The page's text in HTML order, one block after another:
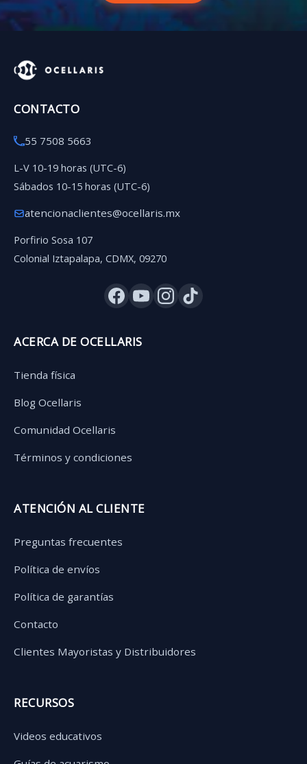
CONTACTO
55 7508 5663
L-V 10-19 horas (UTC-6)
Sábados 10-15 horas (UTC-6)
atencionaclientes@ocellaris.mx
Porfirio Sosa 107
Colonial Iztapalapa, CDMX, 09270
ACERCA DE OCELLARIS
Tienda física
Blog Ocellaris
Comunidad Ocellaris
Términos y condiciones
ATENCIÓN AL CLIENTE
Preguntas frecuentes
Política de envíos
Política de garantías
Contacto
Clientes Mayoristas y Distribuidores
RECURSOS
Videos educativos